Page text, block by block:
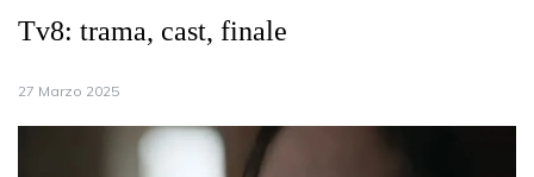
Tv8: trama, cast, finale
27 Marzo 2025